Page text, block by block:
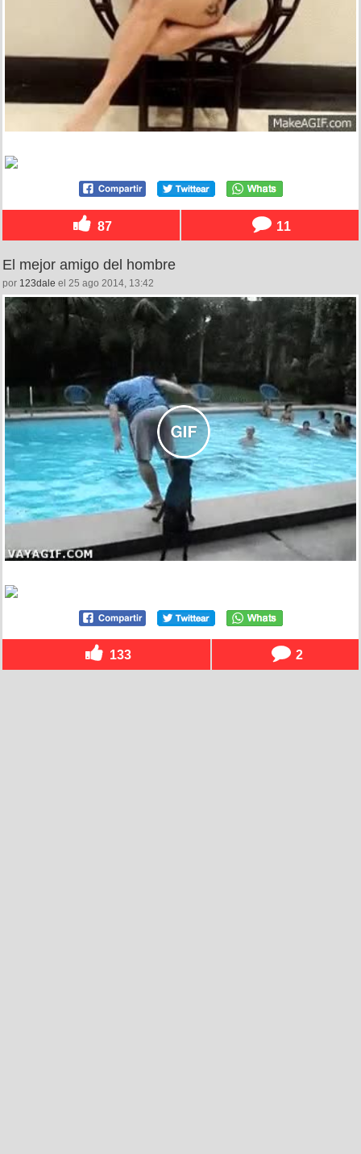
87 11
El mejor amigo del hombre
por 123dale el 25 ago 2014, 13:42
133 2